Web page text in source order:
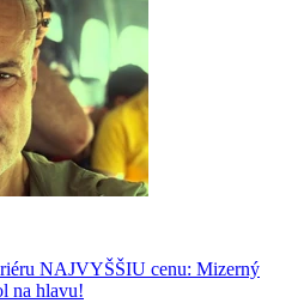
NAJVYŠŠIU cenu: Mizerný
na hlavu!